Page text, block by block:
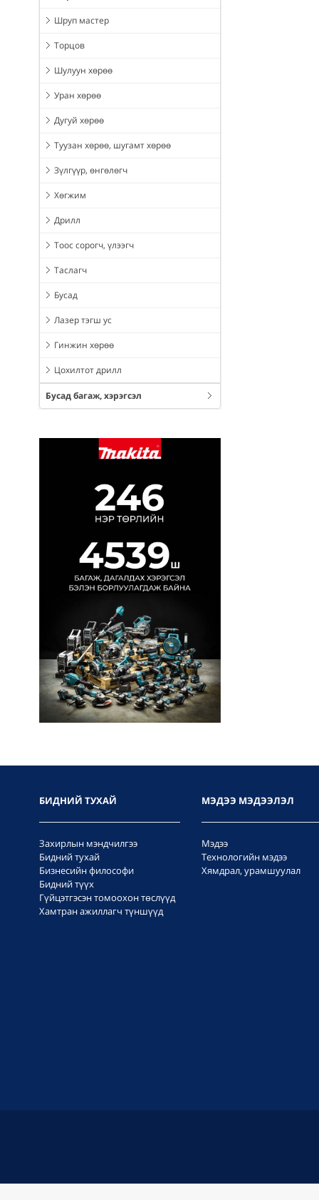
Шруп мастер
Торцов
Шулуун хөрөө
Уран хөрөө
Дугуй хөрөө
Туузан хөрөө, шугамт хөрөө
Зүлгүүр, өнгөлөгч
Хөгжим
Дрилл
Тоос сорогч, үлээгч
Таслагч
Бусад
Лазер тэгш ус
Гинжин хөрөө
Цохилтот дрилл
Бусад багаж, хэрэгсэл
БИДНИЙ ТУХАЙ
Захирлын мэндчилгээ
Бидний тухай
Бизнесийн философи
Бидний түүх
Гүйцэтгэсэн томоохон төслүүд
Хамтран ажиллагч түншүүд
МЭДЭЭ МЭДЭЭЛЭЛ
Мэдээ
Технологийн мэдээ
Хямдрал, урамшуулал